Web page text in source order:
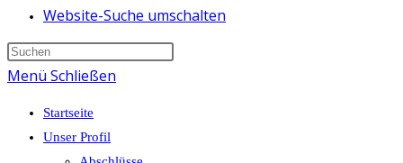
Website-Suche umschalten
Menü Schließen
Startseite
Unser Profil